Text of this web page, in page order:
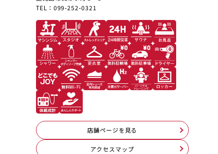
TEL：099-252-0321
店舗ページを見る
アクセスマップ